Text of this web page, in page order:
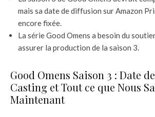
mais sa date de diffusion sur Amazon
encore fixée.
La série Good Omens a besoin du
assurer la production de la saison 3.
Good Omens Saison 3 : Date
Casting et Tout ce que Nous
Maintenant